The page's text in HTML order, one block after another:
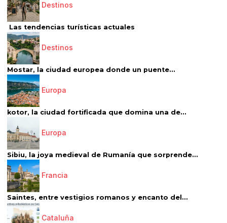
Destinos
Las tendencias turísticas actuales
Destinos
Mostar, la ciudad europea donde un puente...
Europa
kotor, la ciudad fortificada que domina una de...
Europa
Sibiu, la joya medieval de Rumanía que sorprende...
Francia
Saintes, entre vestigios romanos y encanto del...
Cataluña